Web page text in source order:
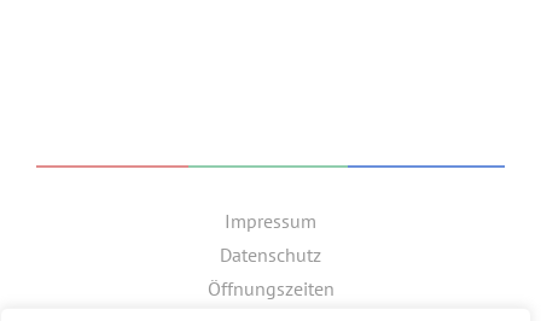
Impressum
Datenschutz
Öffnungszeiten